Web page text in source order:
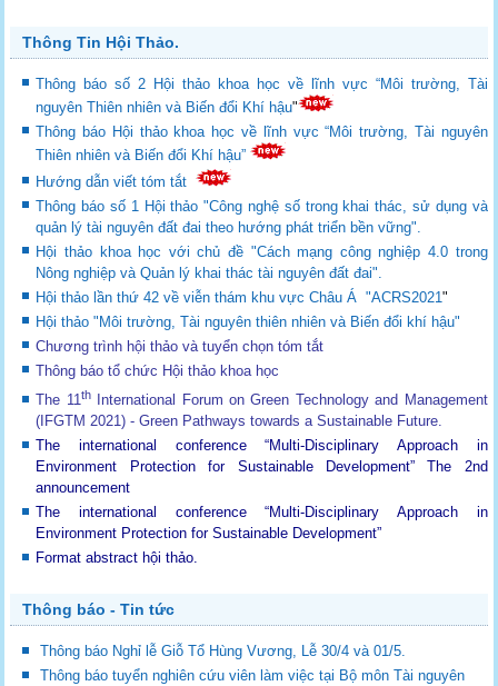
Thông Tin Hội Thảo.
Thông báo số 2 Hội thảo khoa học về lĩnh vực “Môi trường, Tài
nguyên Thiên nhiên và Biến đổi Khí hậu"
Thông báo Hội thảo khoa học về lĩnh vực “Môi trường, Tài nguyên
Thiên nhiên và Biến đổi Khí hậu”
Hướng dẫn viết tóm tắt
Thông báo số 1 Hội thảo "Công nghệ số trong khai thác, sử dụng và
quản lý tài nguyên đất đai theo hướng phát triển bền vững".
Hội thảo khoa học với chủ đề "Cách mạng công nghiệp 4.0 trong
Nông nghiệp và Quản lý khai thác tài nguyên đất đai".
Hội thảo lần thứ 42 về viễn thám khu vực Châu Á "ACRS2021"
Hội thảo "Môi trường, Tài nguyên thiên nhiên và Biến đổi khí hậu"
Chương trình hội thảo và tuyển chọn tóm tắt
Thông báo tổ chức Hội thảo khoa học
The 11thInternational Forum on Green Technology and Management
(IFGTM 2021) - Green Pathways towards a Sustainable Future.
The international conference “Multi-Disciplinary Approach in
Environment Protection for Sustainable Development”The 2nd
announcement
The international conference “Multi-Disciplinary Approach in
Environment Protection for Sustainable Development”
Format abstract hội thảo.
Thông báo - Tin tức
Thông báo Nghỉ lễ Giỗ Tổ Hùng Vương, Lễ 30/4 và 01/5.
Thông báo tuyển nghiên cứu viên làm việc tại Bộ môn Tài nguyên